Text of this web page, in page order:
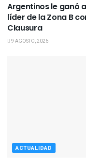
Argentinos le ganó
líder de la Zona B
Clausura
9 AGOSTO, 2026
ACTUALIDAD